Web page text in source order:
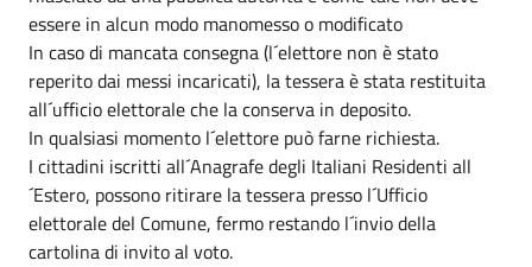
essere in alcun modo manomesso o modificato
In caso di mancata consegna (l´elettore non è stato
reperito dai messi incaricati), la tessera è stata restituita
all´ufficio elettorale che la conserva in deposito.
In qualsiasi momento l´elettore può farne richiesta.
I cittadini iscritti all´Anagrafe degli Italiani Residenti all
´Estero, possono ritirare la tessera presso l´Ufficio
elettorale del Comune, fermo restando l´invio della
cartolina di invito al voto.